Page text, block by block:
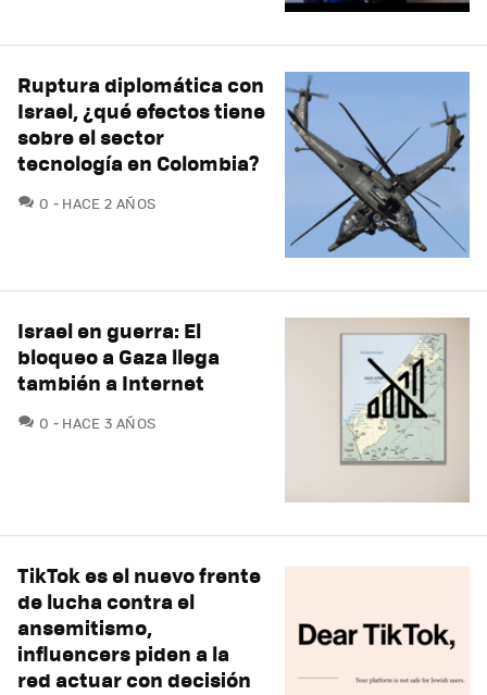
Ruptura diplomática con
Israel, ¿qué efectos tiene
sobre el sector
tecnología en Colombia?
0 COMENTARIOS
HACE 2 AÑOS
Israel en guerra: El
bloqueo a Gaza llega
también a Internet
0 COMENTARIOS
HACE 3 AÑOS
TikTok es el nuevo frente
de lucha contra el
ansemitismo,
influencers piden a la
red actuar con decisión